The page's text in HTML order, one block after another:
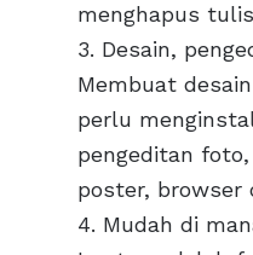
menghapus
3. Desain,
Membuat
perlu
pengeditan
poster, browser
4. Mudah di